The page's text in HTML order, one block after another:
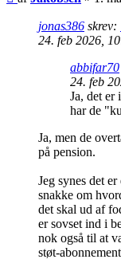
jonas386 skrev:
24. feb 2026,
abbifar70
24. feb
Ja, det er
har de
Ja, men de
på pension.
Jeg synes det
snakke om
det skal ud af
er sovset ind i
nok også til at
støt-